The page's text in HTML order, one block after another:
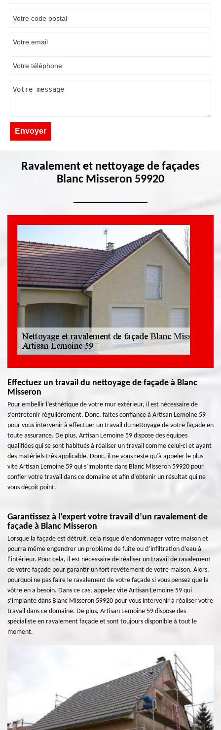
Ravalement et nettoyage de façades
Blanc Misseron 59920
Effectuez un travail du nettoyage de façade à Blanc
Misseron
Pour embellir l’esthétique de votre mur extérieur, il est nécessaire de
s’entretenir régulièrement. Donc, faites confiance à Artisan Lemoine 59
pour vous intervenir à effectuer un travail du nettoyage de votre façade en
toute assurance. De plus, Artisan Lemoine 59 dispose des équipes
qualifiées qui se sont habitués à réaliser un travail comme celui-ci et ayant
des matériels très applicable. Donc, il ne vous reste qu’à appeler le plus
vite Artisan Lemoine 59 qui s’implante dans Blanc Misseron 59920 pour
confier votre travail dans ce domaine et afin d’obtenir un résultat qui ne
vous déçoit point.
Garantissez à l’expert votre travail d’un ravalement de
façade à Blanc Misseron
Lorsque la façade est détruit, cela risque d’endommager votre maison et
pourra même engendrer un problème de fuite ou d’infiltration d’eau à
l’intérieur. Pour cela, il est nécessaire de réaliser un travail de ravalement
de votre façade pour garantir un fort revêtement de votre maison. Alors,
pourquoi ne pas faire le ravalement de votre façade si vous pensez que la
vôtre en a besoin. Dans ce cas, appelez vite Artisan Lemoine 59 qui
s’implante dans Blanc Misseron 59920 pour vous intervenir à réaliser votre
travail dans ce domaine. De plus, Artisan Lemoine 59 dispose des
spécialiste en ravalement façade et sont toujours disponible à tout le
moment.